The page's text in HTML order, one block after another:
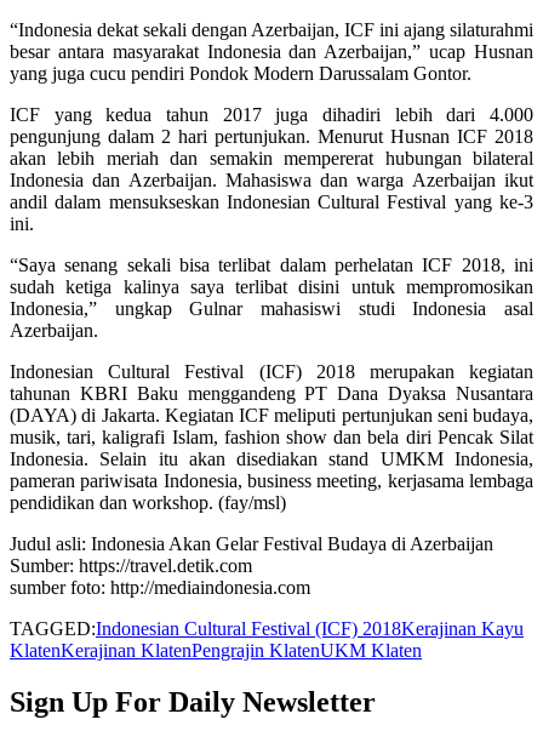
“Indonesia dekat sekali dengan Azerbaijan, ICF ini ajang silaturahmi
besar antara masyarakat Indonesia dan Azerbaijan,” ucap Husnan
yang juga cucu pendiri Pondok Modern Darussalam Gontor.
ICF yang kedua tahun 2017 juga dihadiri lebih dari 4.000
pengunjung dalam 2 hari pertunjukan. Menurut Husnan ICF 2018
akan lebih meriah dan semakin mempererat hubungan bilateral
Indonesia dan Azerbaijan. Mahasiswa dan warga Azerbaijan ikut
andil dalam mensukseskan Indonesian Cultural Festival yang ke-3
ini.
“Saya senang sekali bisa terlibat dalam perhelatan ICF 2018, ini
sudah ketiga kalinya saya terlibat disini untuk mempromosikan
Indonesia,” ungkap Gulnar mahasiswi studi Indonesia asal
Azerbaijan.
Indonesian Cultural Festival (ICF) 2018 merupakan kegiatan
tahunan KBRI Baku menggandeng PT Dana Dyaksa Nusantara
(DAYA) di Jakarta. Kegiatan ICF meliputi pertunjukan seni budaya,
musik, tari, kaligrafi Islam, fashion show dan bela diri Pencak Silat
Indonesia. Selain itu akan disediakan stand UMKM Indonesia,
pameran pariwisata Indonesia, business meeting, kerjasama lembaga
pendidikan dan workshop. (fay/msl)
Judul asli: Indonesia Akan Gelar Festival Budaya di Azerbaijan
Sumber: https://travel.detik.com
sumber foto: http://mediaindonesia.com
TAGGED:Indonesian Cultural Festival (ICF) 2018Kerajinan Kayu
KlatenKerajinan KlatenPengrajin KlatenUKM Klaten
Sign Up For Daily Newsletter